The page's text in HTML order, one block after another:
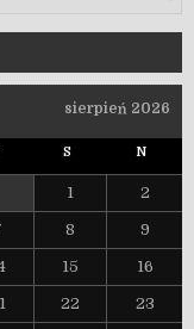
sierpień 2026
S N
1 2
8 9
15 16
22 23